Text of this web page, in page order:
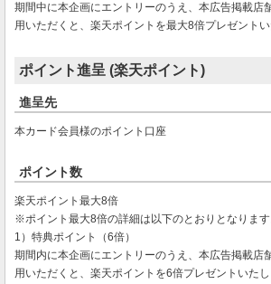
期間中に本企画にエントリーのうえ、本広告掲載店
用いただくと、楽天ポイントを最大8倍プレゼントい
ポイント進呈 (楽天ポイント)
進呈先
本カード会員様のポイント口座
ポイント数
楽天ポイント最大8倍
※ポイント最大8倍の詳細は以下のとおりとなります
1）特典ポイント（6倍）
期間内に本企画にエントリーのうえ、本広告掲載店
用いただくと、楽天ポイントを6倍プレゼントいたし